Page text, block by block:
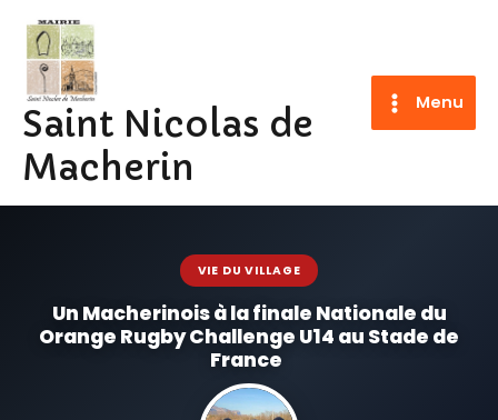
contenu
Saint Nicolas de
Macherin
Menu
VIE DU VILLAGE
Un Macherinois à la finale Nationale du
Orange Rugby Challenge U14 au Stade de
France